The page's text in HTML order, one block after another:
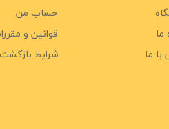
حساب من
قوانین و
شرایط بازگشت
ما
ما